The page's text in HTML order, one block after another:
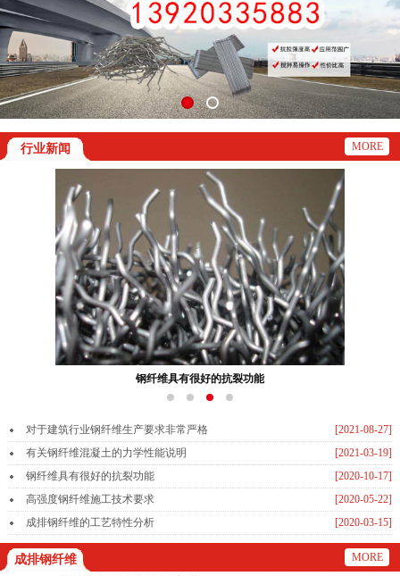
行业新闻 MORE
钢纤维具有很好的抗裂功能
[2021-08-27]
对于建筑行业钢纤维生产要求非常严格
[2021-03-19]
有关钢纤维混凝土的力学性能说明
[2020-10-17]
钢纤维具有很好的抗裂功能
[2020-05-22]
高强度钢纤维施工技术要求
[2020-03-15]
成排钢纤维的工艺特性分析
成排钢纤维 MORE